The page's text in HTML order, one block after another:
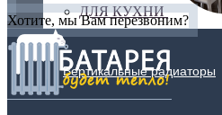
ДЛЯ КУХНИ
Вертикальные радиаторы
Хотите, мы Вам перезвоним?